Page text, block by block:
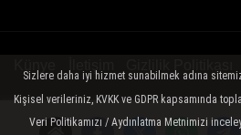
Sitemizde bulunan yazı , video, fotoğraf
İzinsiz veya kaynak
Sizlere daha iyi hizmet sunabilmek adına
Kişisel verileriniz, KVKK ve GDPR kapsamında
Veri Politikamızı / Aydınlatma Metnimizi